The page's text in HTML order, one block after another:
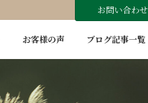
お問い合わせ
お客様の声 ブログ記事一覧